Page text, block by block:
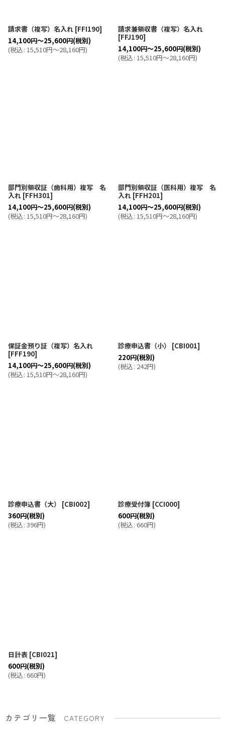
請求書（複写）名入れ [FFI190]
14,100円～25,600円(税別)
(税込: 15,510円～28,160円)
請求兼領収書（複写）名入れ
[FFJ190]
14,100円～25,600円(税別)
(税込: 15,510円～28,160円)
部門別領収証（歯科用）複写 名
入れ [FFH301]
14,100円～25,600円(税別)
(税込: 15,510円～28,160円)
部門別領収証（医科用）複写 名
入れ [FFH201]
14,100円～25,600円(税別)
(税込: 15,510円～28,160円)
保証金預り証（複写）名入れ
[FFF190]
14,100円～25,600円(税別)
(税込: 15,510円～28,160円)
診療申込書（小） [CBI001]
220円(税別)
(税込: 242円)
診療申込書（大） [CBI002]
360円(税別)
(税込: 396円)
診療受付簿 [CCI000]
600円(税別)
(税込: 660円)
日計表 [CBI021]
600円(税別)
(税込: 660円)
カテゴリ一覧
CATEGORY